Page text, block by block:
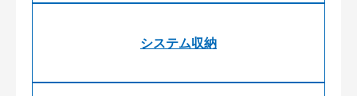
システム収納